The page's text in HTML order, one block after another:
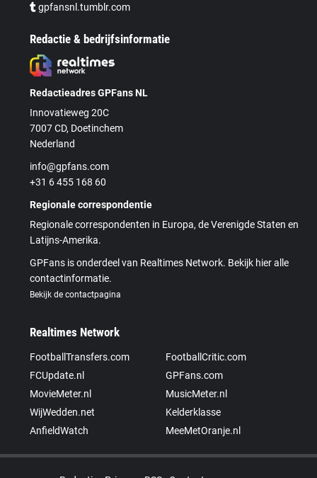
gpfansnl.tumblr.com
Redactie & bedrijfsinformatie
Redactieadres GPFans NL
Innovatieweg 20C
7007 CD, Doetinchem
Nederland
info@gpfans.com
+31 6 455 168 60
Regionale correspondentie
Regionale correspondenten in Europa, de Verenigde Staten en
Latijns-Amerika.
GPFans is onderdeel van Realtimes Network. Bekijk hier alle
contactinformatie.
Bekijk de contactpagina
Realtimes Network
FootballTransfers.com
FootballCritic.com
FCUpdate.nl
GPFans.com
MovieMeter.nl
MusicMeter.nl
WijWedden.net
Kelderklasse
AnfieldWatch
MeeMetOranje.nl